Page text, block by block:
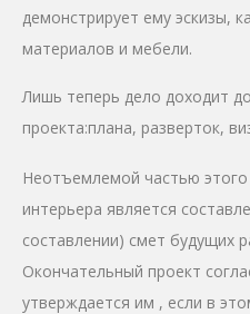
демонстрирует ему эскизы,
материалов и мебели.
Лишь теперь дело доходит
проекта:плана, разверток,
Неотъемлемой частью этого
интерьера является
составлении) смет будущих
Окончательный проект
утверждается им , если в